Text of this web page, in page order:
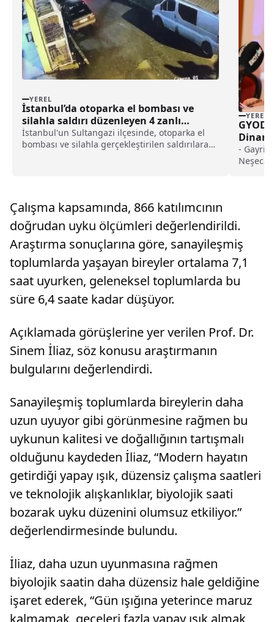
YEREL
İstanbul’da otoparka el bombası ve
silahla saldırı düzenleyen 4 zanlı
yakalandı haberi
İstanbul'un Sultangazi ilçesinde, otoparka el
bombası ve silahla gerçekleştirilen saldırılara
YEREL
-
yönelik
Çalışma kapsamında, 866 katılımcının
doğrudan uyku ölçümleri değerlendirildi.
Araştırma sonuçlarına göre, sanayileşmiş
toplumlarda yaşayan bireyler ortalama 7,1
saat uyurken, geleneksel toplumlarda bu
süre 6,4 saate kadar düşüyor.
Açıklamada görüşlerine yer verilen Prof. Dr.
Sinem İliaz, söz konusu araştırmanın
bulgularını değerlendirdi.
Sanayileşmiş toplumlarda bireylerin daha
uzun uyuyor gibi görünmesine rağmen bu
uykunun kalitesi ve doğallığının tartışmalı
olduğunu kaydeden İliaz, “Modern hayatın
getirdiği yapay ışık, düzensiz çalışma saatleri
ve teknolojik alışkanlıklar, biyolojik saati
bozarak uyku düzenini olumsuz etkiliyor.”
değerlendirmesinde bulundu.
İliaz, daha uzun uyunmasına rağmen
biyolojik saatin daha düzensiz hale geldiğine
işaret ederek, “Gün ışığına yeterince maruz
kalmamak, geceleri fazla yapay ışık almak,